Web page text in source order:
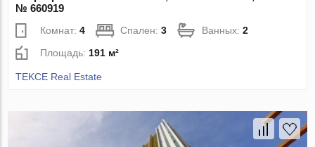
№ 660919
Комнат:4 Спален:3 Ванных:2
Площадь: 191 м²
TEKCE Real Estate